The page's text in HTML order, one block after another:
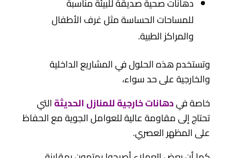
للمساحات الحساسة مثل غرف الأطفال
والمراكز الطبية.
وتستخدم هذه الحلول في المشاريع الداخلية
والخارجية على حد سواء،
خاصة فيدهانات خارجية للمنازل الحديثةالتي
تحتاج إلى مقاومة عالية للعوامل الجوية مع الحفاظ
على المظهر العصري.